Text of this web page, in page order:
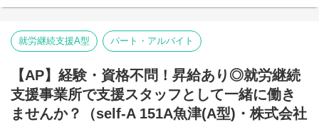
【就労継続支援A型事業所】
般就労を目指すサービス。
【就労継続支援B型事業所】
般就労を目指す、または高い工賃を目指すサービス。
利用者さんの日々の訓練をサポートする支援員を募集していま
す。
就労継続支援A型 パート・アルバイト
【AP】経験・資格不問！昇給あり◎就労継続
支援事業所で支援スタッフとして一緒に働き
ませんか？（self-A 151A魚津(A型)・株式会社